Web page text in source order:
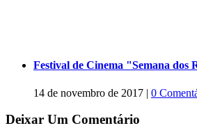
Festival de Cinema "Semana dos
14 de novembro de 2017 | 0
Deixar Um Comentário